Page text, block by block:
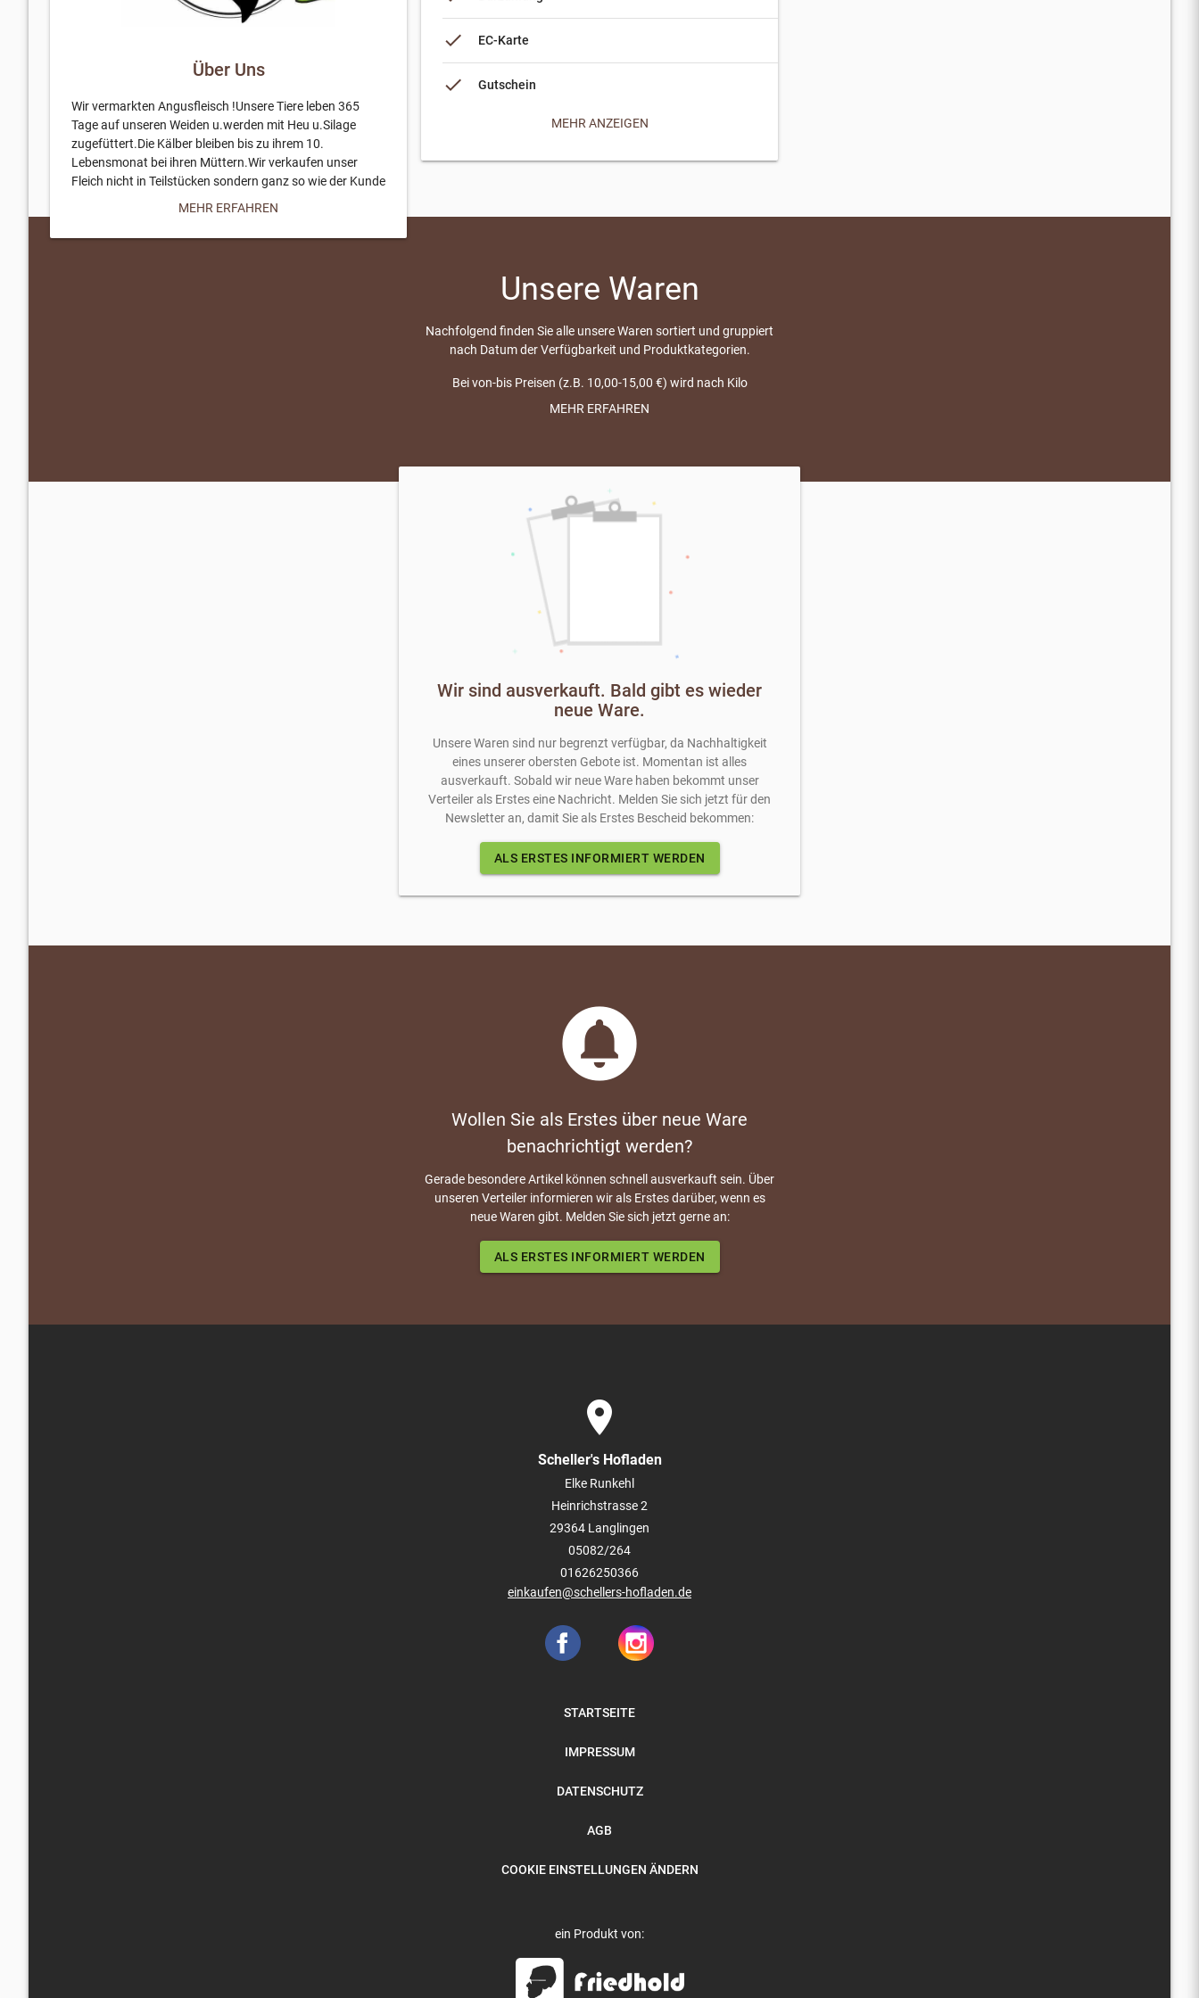
Über Uns
Wir vermarkten Angusfleisch !Unsere Tiere leben 365
Tage auf unseren Weiden u.werden mit Heu u.Silage
zugefüttert.Die Kälber bleiben bis zu ihrem 10.
Lebensmonat bei ihren Müttern.Wir verkaufen unser
Fleich nicht in Teilstücken sondern ganz so wie der Kunde
Wienhausen mit unserem besonderen Fleisch.
MEHR ERFAHREN
done EC-Karte
done Gutschein
Überweisung (auf Rechnung)
MEHR ANZEIGEN
Unsere Waren
Nachfolgend finden Sie alle unsere Waren sortiert und gruppiert
nach Datum der Verfügbarkeit und Produktkategorien.
Bei von-bis Preisen (z.B. 10,00-15,00 €) wird nach Kilo
abgerechnet und die tatsächliche Größe kann variieren, da es ein
Alle Preise inkl. MwSt., mehr Informationen zu den
Lieferung & Zahlung
MEHR ERFAHREN
Wir sind ausverkauft. Bald gibt es wieder
neue Ware.
Unsere Waren sind nur begrenzt verfügbar, da Nachhaltigkeit
eines unserer obersten Gebote ist. Momentan ist alles
ausverkauft. Sobald wir neue Ware haben bekommt unser
Verteiler als Erstes eine Nachricht. Melden Sie sich jetzt für den
Newsletter an, damit Sie als Erstes Bescheid bekommen:
ALS ERSTES INFORMIERT WERDEN
circle_notifications
Wollen Sie als Erstes über neue Ware
benachrichtigt werden?
Gerade besondere Artikel können schnell ausverkauft sein. Über
unseren Verteiler informieren wir als Erstes darüber, wenn es
neue Waren gibt. Melden Sie sich jetzt gerne an:
ALS ERSTES INFORMIERT WERDEN
place
Scheller's Hofladen
Elke Runkehl
Heinrichstrasse 2
29364 Langlingen
05082/264
01626250366
einkaufen@schellers-hofladen.de
STARTSEITE
IMPRESSUM
DATENSCHUTZ
AGB
COOKIE EINSTELLUNGEN ÄNDERN
ein Produkt von: